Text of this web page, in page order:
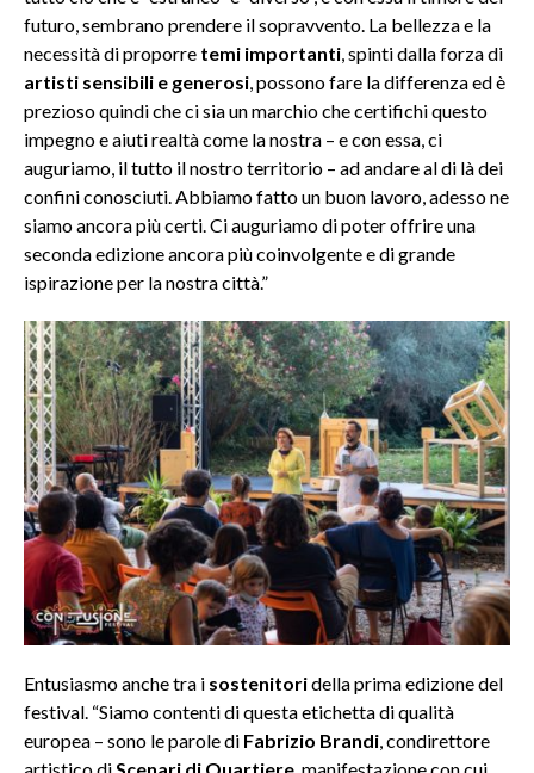
futuro, sembrano prendere il sopravvento. La bellezza e la
necessità di proporre temi importanti, spinti dalla forza di
artisti sensibili e generosi, possono fare la differenza ed è
prezioso quindi che ci sia un marchio che certifichi questo
impegno e aiuti realtà come la nostra – e con essa, ci
auguriamo, il tutto il nostro territorio – ad andare al di là dei
confini conosciuti. Abbiamo fatto un buon lavoro, adesso ne
siamo ancora più certi. Ci auguriamo di poter offrire una
seconda edizione ancora più coinvolgente e di grande
ispirazione per la nostra città.”
Entusiasmo anche tra i sostenitoridella prima edizione del
festival. “Siamo contenti di questa etichetta di qualità
europea – sono le parole di Fabrizio Brandi, condirettore